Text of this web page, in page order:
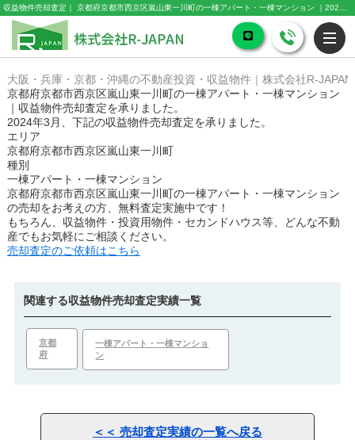
大阪・兵庫・京都・沖縄の不動産投資・収益物件｜株式会社R-JAPAN
京都府京都市西京区嵐山東一川町の一棟アパート・一棟マンション
｜収益物件売却査定を承りました。
2024年3月、下記の収益物件売却査定を承りました。
エリア
京都府京都市西京区嵐山東一川町
種別
一棟アパート・一棟マンション
京都府京都市西京区嵐山東一川町の一棟アパート・一棟マンション
の売却をお考えの方、無料査定実施中です！
もちろん、収益物件・投資用物件・セカンドハウス等、どんな不動
産でもお気軽にご相談ください。
売却査定のご依頼はこちら
関連する収益物件売却査定実績一覧
京都
府
一棟アパート・一棟マンショ
ン
＜＜ 売却査定実績の一覧へ戻る